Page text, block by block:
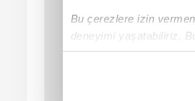
Bu çerezlere izin
deneyimi yaşatabiliriz.
içerikleri sunabilmek